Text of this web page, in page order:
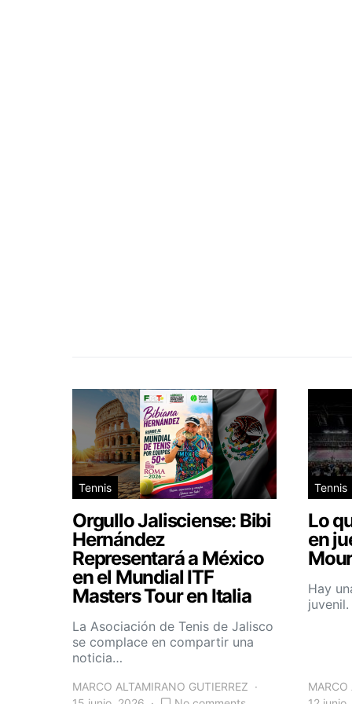
Tennis
Orgullo Jalisciense: Bibi
Hernández
Representará a México
en el Mundial ITF
Masters Tour en Italia
La Asociación de Tenis de Jalisco
se complace en compartir una
noticia…
MARCO ALTAMIRANO GUTIERREZ
Tennis
Lo
en
Hay
MARCO